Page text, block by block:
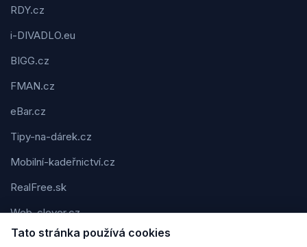
RDY.cz
i-DIVADLO.eu
BIGG.cz
FMAN.cz
eBar.cz
Tipy-na-dárek.cz
Mobilní-kadeřnictví.cz
RealFree.sk
Web-clever.cz
Kvízov.cz
Tato stránka používá cookies